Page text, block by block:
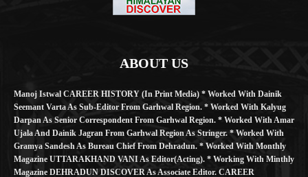
ABOUT US
Manoj Istwal CAREER HISTORY (in Print Media) * Worked With Dainik
Seemant Varta As Sub-Editor From Garhwal Region. * Worked With Kalyug
Darpan As Senior Correspondent From Garhwal Region. * Worked With Amar
Ujala And Dainik Jagran From Garhwal Region As Stringer. * Worked With
Gramya Sandesh As Bureau Chief From Dehradun. * Worked With Monthly
Magazine UTTARAKHAND VANI As Editor(Acting). * Working With Minthly
Magazine DEHRADUN DISCOVER As Associate Editor. CAREER